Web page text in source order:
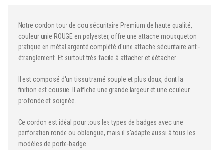
Notre cordon tour de cou sécuritaire Premium de haute qualité,
couleur unie ROUGE en polyester, offre une attache mousqueton
pratique en métal argenté complété d'une attache sécuritaire anti-
étranglement. Et surtout très facile à attacher et détacher.
Il est composé d'un tissu tramé souple et plus doux, dont la
finition est cousue. Il affiche une grande largeur et une couleur
profonde et soignée.
Ce cordon est idéal pour tous les types de badges avec une
perforation ronde ou oblongue, mais il s'adapte aussi à tous les
modèles de porte-badge.